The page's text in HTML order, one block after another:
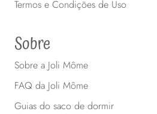
Termos e Condições de Uso
Sobre
Sobre a Joli Môme
FAQ da Joli Môme
Guias do saco de dormir